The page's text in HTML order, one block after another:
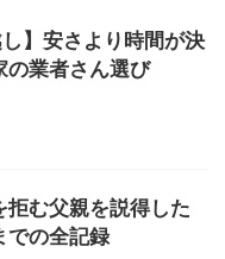
し】安さより時間が決
の業者さん選び
拒む父親を説得した
での全記録